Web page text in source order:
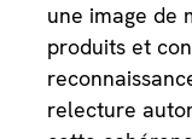
une image de
produits et
relecture